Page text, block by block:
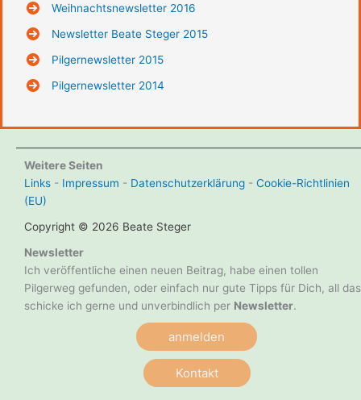
Weihnachtsnewsletter 2016
Newsletter Beate Steger 2015
Pilgernewsletter 2015
Pilgernewsletter 2014
Weitere Seiten
Links - Impressum - Datenschutzerklärung - Cookie-Richtlinien
(EU)
Copyright © 2026 Beate Steger
Newsletter
Ich veröffentliche einen neuen Beitrag, habe einen tollen
Pilgerweg gefunden, oder einfach nur gute Tipps für Dich, all das
schicke ich gerne und unverbindlich per Newsletter.
anmelden
Kontakt